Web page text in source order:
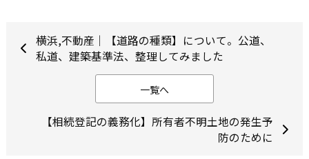
横浜,不動産｜【道路の種類】について。公道、
私道、建築基準法、整理してみました
一覧へ
【相続登記の義務化】所有者不明土地の発生予
防のために